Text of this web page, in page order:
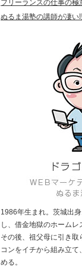
フリーランスの仕事の極
ぬるま湯塾の講師が凄い
1986年生まれ。茨城出
し、借金地獄のホームレ
その後、祖父母に引き
コンをイチから組み立
める。